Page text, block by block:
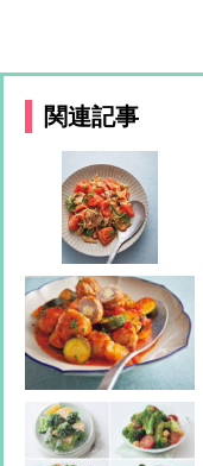
関連記事